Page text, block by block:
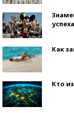
Как
Кто